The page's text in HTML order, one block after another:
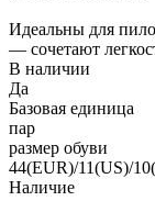
Идеальны для
— сочетают
В наличии
Да
Базовая единица
пар
размер обуви
44(EUR)/11(US)/
Наличие